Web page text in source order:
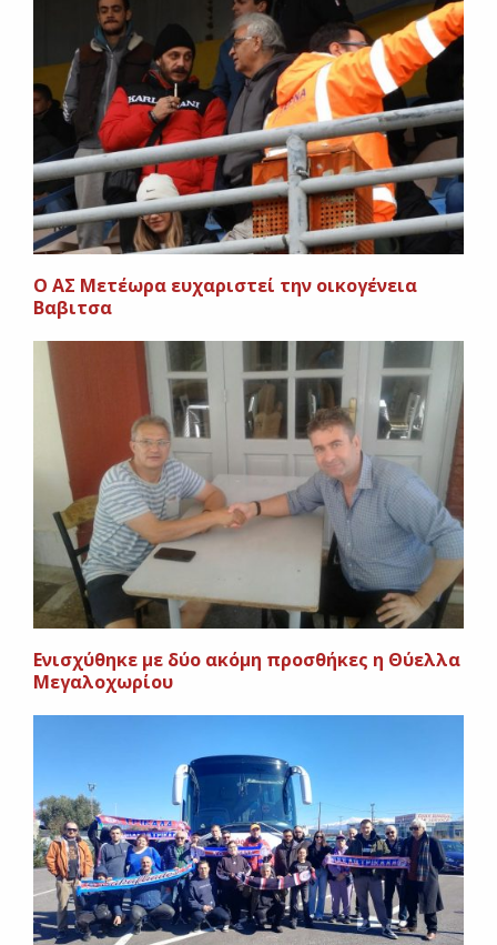
Ο ΑΣ Μετέωρα ευχαριστεί την οικογένεια
Βαβιτσα
Ενισχύθηκε με δύο ακόμη προσθήκες η Θύελλα
Μεγαλοχωρίου